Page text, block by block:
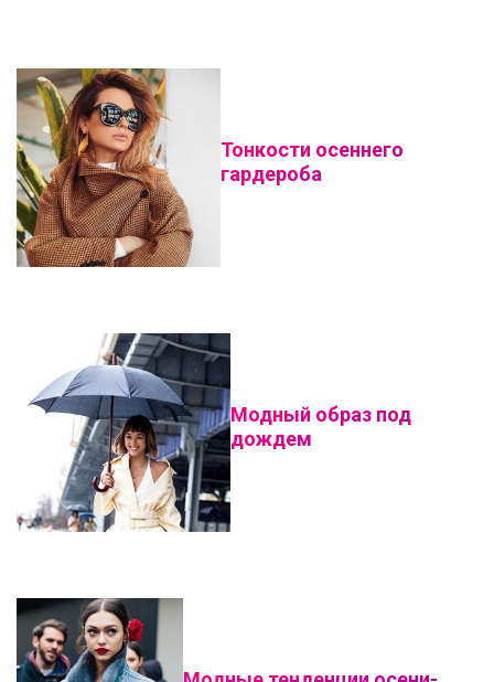
Тонкости осеннего
гардероба
Модный образ под
дождем